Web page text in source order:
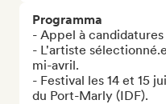
Programma
- Appel à candidatures
- L'artiste
mi-avril.
- Festival les 14 et 15
du Port-Marly (IDF).